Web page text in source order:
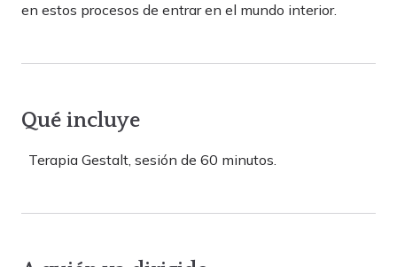
en estos procesos de entrar en el mundo interior.
Qué incluye
Terapia Gestalt, sesión de 60 minutos.